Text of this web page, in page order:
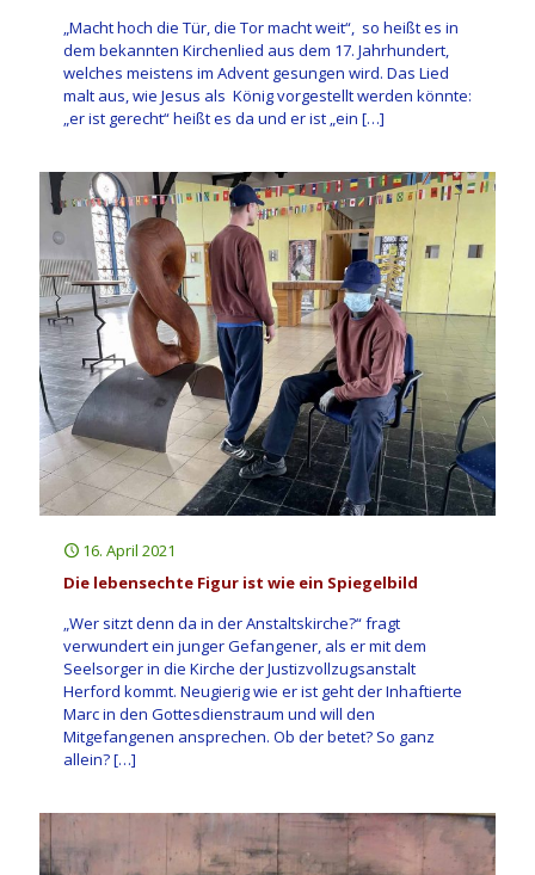
„Macht hoch die Tür, die Tor macht weit“, so heißt es in
dem bekannten Kirchenlied aus dem 17. Jahrhundert,
welches meistens im Advent gesungen wird. Das Lied
malt aus, wie Jesus als König vorgestellt werden könnte:
„er ist gerecht“ heißt es da und er ist „ein […]
16. April 2021
Die lebensechte Figur ist wie ein Spiegelbild
„Wer sitzt denn da in der Anstaltskirche?“ fragt
verwundert ein junger Gefangener, als er mit dem
Seelsorger in die Kirche der Justizvollzugsanstalt
Herford kommt. Neugierig wie er ist geht der Inhaftierte
Marc in den Gottesdienstraum und will den
Mitgefangenen ansprechen. Ob der betet? So ganz
allein?[…]